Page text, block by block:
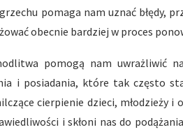
pomaga nam uznać błędy,
obecnie bardziej w proces
pomogą nam uwrażliwić
i posiadania, które tak często
cierpienie dzieci, młodzieży i
i skłoni nas do